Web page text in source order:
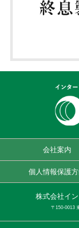
会社案内
個人情報保護
株式会社イ
〒150-0013